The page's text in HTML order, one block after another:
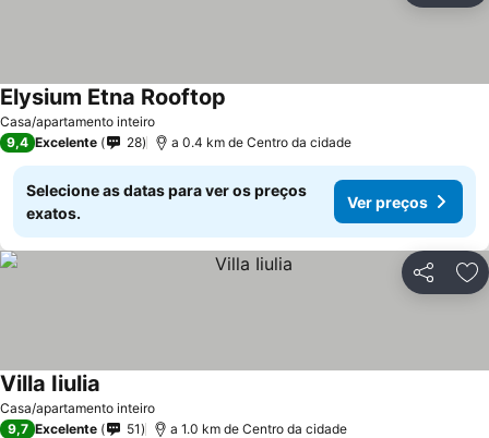
Casa/apartamento inteiro
Elysium Etna Rooftop
9,4 Excelente 28 a 0.4 km de Centro da cidade
Selecione as datas para ver os preços
exatos.
Ver preços
Partilhar
Casa/apartamento inteiro
Villa Iiulia
9,7 Excelente 51 a 1.0 km de Centro da cidade